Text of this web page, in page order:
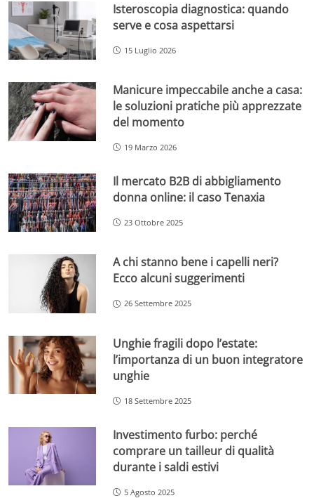
Isteroscopia diagnostica: quando
serve e cosa aspettarsi
15 Luglio 2026
Manicure impeccabile anche a casa:
le soluzioni pratiche più apprezzate
del momento
19 Marzo 2026
Il mercato B2B di abbigliamento
donna online: il caso Tenaxia
23 Ottobre 2025
A chi stanno bene i capelli neri?
Ecco alcuni suggerimenti
26 Settembre 2025
Unghie fragili dopo l’estate:
l’importanza di un buon integratore
unghie
18 Settembre 2025
Investimento furbo: perché
comprare un tailleur di qualità
durante i saldi estivi
5 Agosto 2025